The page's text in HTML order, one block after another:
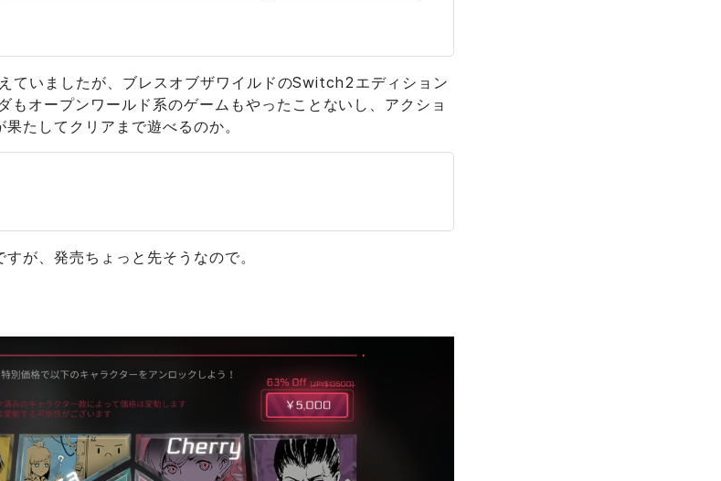
ていましたが、ブレスオブザワイルドのSwitch2エディション
もオープンワールド系のゲームもやったことないし、アクショ
たしてクリアまで遊べるのか。
が、発売ちょっと先そうなので。